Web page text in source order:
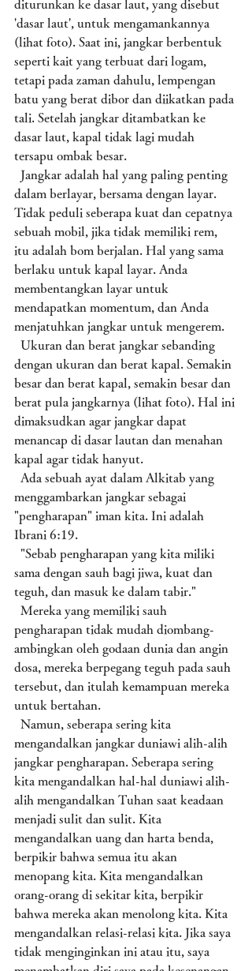
diturunkan ke dasar laut, yang disebut
'dasar laut', untuk mengamankannya
(lihat foto). Saat ini, jangkar berbentuk
seperti kait yang terbuat dari logam,
tetapi pada zaman dahulu, lempengan
batu yang berat dibor dan diikatkan pada
tali. Setelah jangkar ditambatkan ke
dasar laut, kapal tidak lagi mudah
tersapu ombak besar.
dalam berlayar, bersama dengan layar.
Tidak peduli seberapa kuat dan cepatnya
sebuah mobil, jika tidak memiliki rem,
itu adalah bom berjalan. Hal yang sama
berlaku untuk kapal layar. Anda
membentangkan layar untuk
mendapatkan momentum, dan Anda
menjatuhkan jangkar untuk mengerem.
dengan ukuran dan berat kapal. Semakin
besar dan berat kapal, semakin besar dan
berat pula jangkarnya (lihat foto). Hal ini
dimaksudkan agar jangkar dapat
menancap di dasar lautan dan menahan
kapal agar tidak hanyut.
menggambarkan jangkar sebagai
"pengharapan" iman kita. Ini adalah
Ibrani 6:19.
sama dengan sauh bagi jiwa, kuat dan
teguh, dan masuk ke dalam tabir."
pengharapan tidak mudah diombang-
ambingkan oleh godaan dunia dan angin
dosa, mereka berpegang teguh pada sauh
tersebut, dan itulah kemampuan mereka
untuk bertahan.
mengandalkan jangkar duniawi alih-alih
jangkar pengharapan. Seberapa sering
kita mengandalkan hal-hal duniawi alih-
alih mengandalkan Tuhan saat keadaan
menjadi sulit dan sulit. Kita
mengandalkan uang dan harta benda,
berpikir bahwa semua itu akan
menopang kita. Kita mengandalkan
orang-orang di sekitar kita, berpikir
bahwa mereka akan menolong kita. Kita
mengandalkan relasi-relasi kita. Jika saya
tidak menginginkan ini atau itu, saya